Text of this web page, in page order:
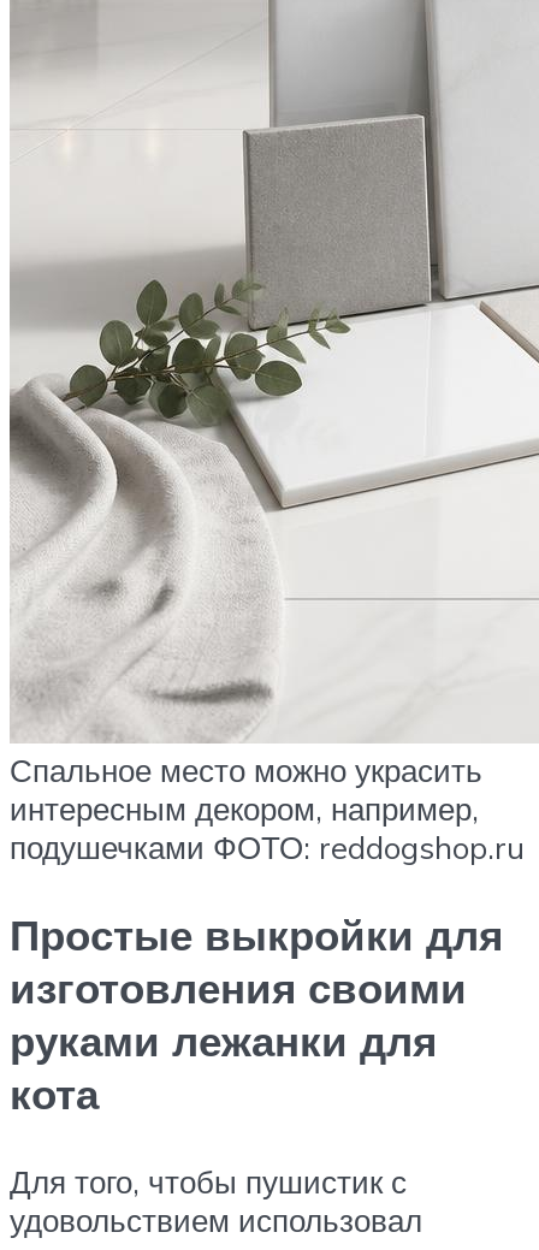
Спальное место можно украсить
интересным декором, например,
подушечками ФОТО: reddogshop.ru
Простые выкройки для
изготовления своими
руками лежанки для
кота
Для того, чтобы пушистик с
удовольствием использовал